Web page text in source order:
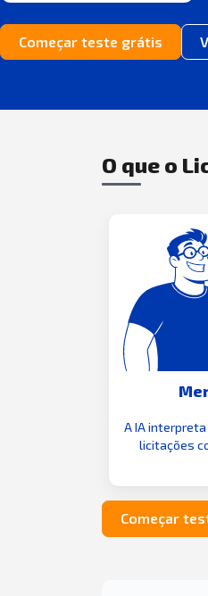
Começar teste grátis
O que o
A IA
licitações
Começar